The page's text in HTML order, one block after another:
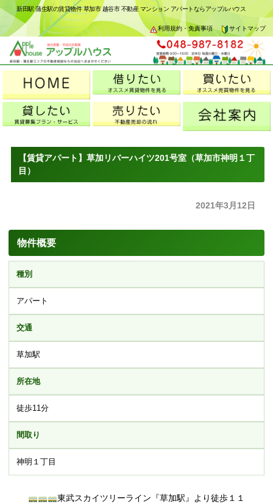
新田駅 蒲生駅の賃貸物件 草加市 越谷市 不動産 マンション アパートならアップルハウス
利用規約・免責事項 サイトマップ
【賃貸アパート】草加リバーハイツ201号室（草加市神明１丁
目）
2021年3月12日
物件概要
種別
アパート
交通
草加駅
所在地
徒歩11分
間取り
神明１丁目
東武スカイツリーライン『草加駅』より徒歩１１